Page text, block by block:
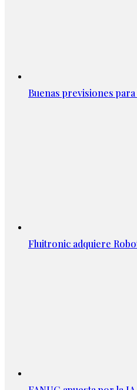
Buenas previsiones
Fluitronic adquiere